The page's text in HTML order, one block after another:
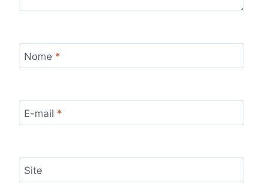
Nome *
E-mail *
Site